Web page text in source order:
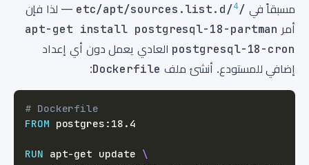
مسبقاً في /etc/apt/sources.list.d/
4
— لذا فإن
أمر apt-get install postgresql-18-partman
postgresql-18-cron العادي يعمل دون أي إعداد
إضافي للمستودع. أنشئ ملف Dockerfile
:
# Dockerfile
FROM postgres:18.4
RUN apt-get update \